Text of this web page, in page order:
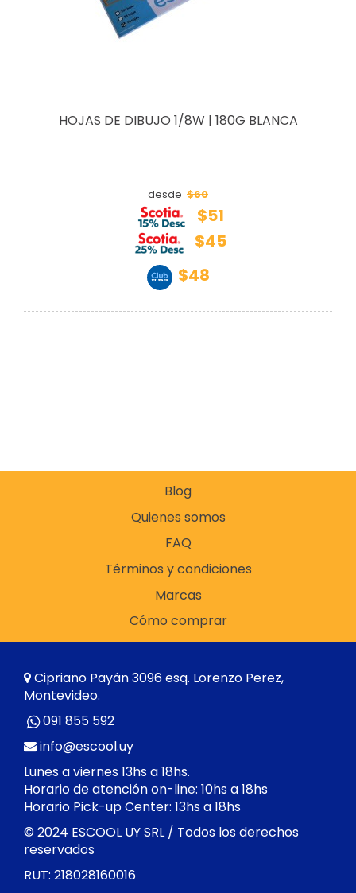
HOJAS DE DIBUJO 1/8W | 180G BLANCA
desde $60
$51
$45
$48
Blog
Quienes somos
FAQ
Términos y condiciones
Marcas
Cómo comprar
Cipriano Payán 3096 esq. Lorenzo Perez,
Montevideo.
091 855 592
info@escool.uy
Lunes a viernes 13hs a 18hs.
Horario de atención on-line: 10hs a 18hs
Horario Pick-up Center: 13hs a 18hs
© 2024 ESCOOL UY SRL / Todos los derechos
reservados
RUT: 218028160016